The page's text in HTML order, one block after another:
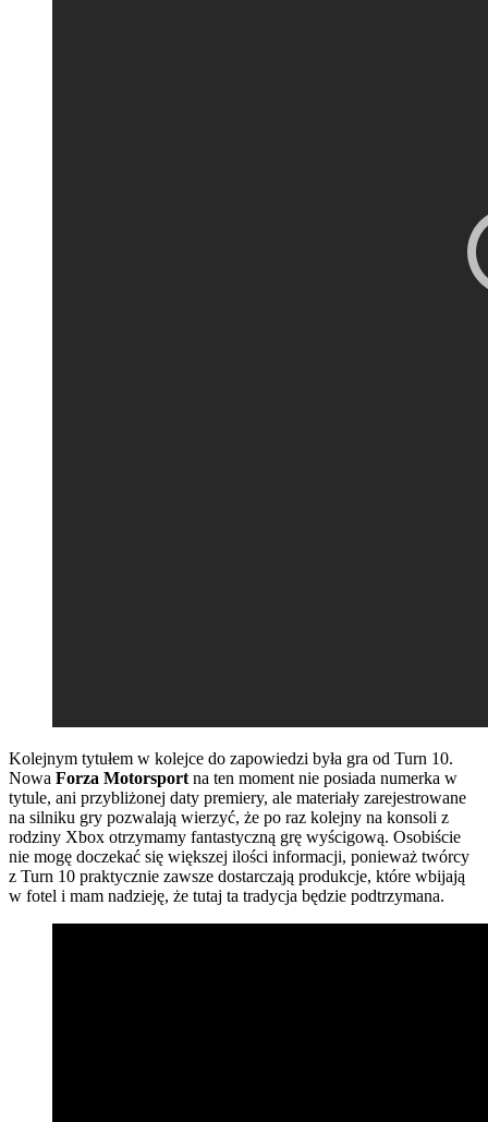
Kolejnym tytułem w kolejce do zapowiedzi była gra od Turn 10.
Nowa Forza Motorsport na ten moment nie posiada numerka w
tytule, ani przybliżonej daty premiery, ale materiały zarejestrowane
na silniku gry pozwalają wierzyć, że po raz kolejny na konsoli z
rodziny Xbox otrzymamy fantastyczną grę wyścigową. Osobiście
nie mogę doczekać się większej ilości informacji, ponieważ twórcy
z Turn 10 praktycznie zawsze dostarczają produkcje, które wbijają
w fotel i mam nadzieję, że tutaj ta tradycja będzie podtrzymana.